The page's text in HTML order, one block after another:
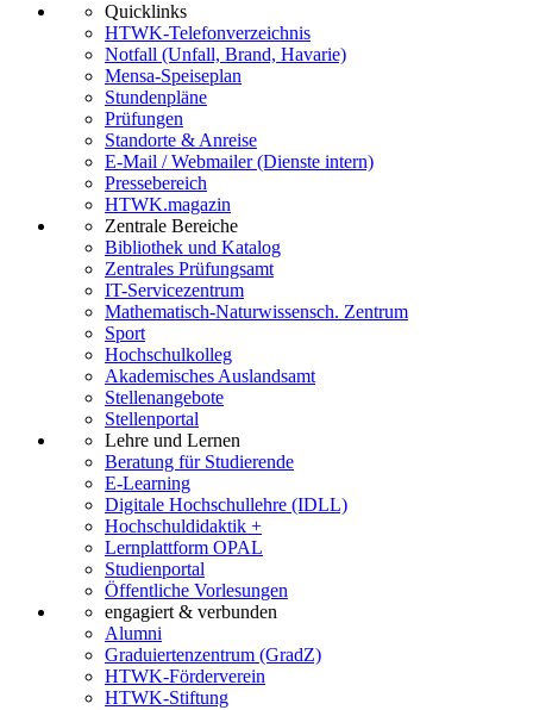
Quicklinks
HTWK-Telefonverzeichnis
Notfall (Unfall, Brand, Havarie)
Mensa-Speiseplan
Stundenpläne
Prüfungen
Standorte & Anreise
E-Mail / Webmailer (Dienste intern)
Pressebereich
HTWK.magazin
Zentrale Bereiche
Bibliothek und Katalog
Zentrales Prüfungsamt
IT-Servicezentrum
Mathematisch-Naturwissensch. Zentrum
Sport
Hochschulkolleg
Akademisches Auslandsamt
Stellenangebote
Stellenportal
Lehre und Lernen
Beratung für Studierende
E-Learning
Digitale Hochschullehre (IDLL)
Hochschuldidaktik +
Lernplattform OPAL
Studienportal
Öffentliche Vorlesungen
engagiert & verbunden
Alumni
Graduiertenzentrum (GradZ)
HTWK-Förderverein
HTWK-Stiftung